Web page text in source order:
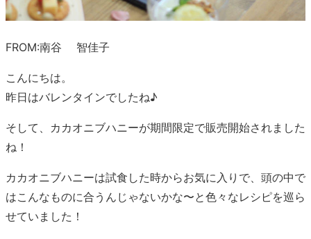
FROM:南谷 智佳子
こんにちは。
昨日はバレンタインでしたね♪
そして、カカオニブハニーが期間限定で販売開始されました
ね！
カカオニブハニーは試食した時からお気に入りで、頭の中で
はこんなものに合うんじゃないかな〜と色々なレシピを巡ら
せていました！